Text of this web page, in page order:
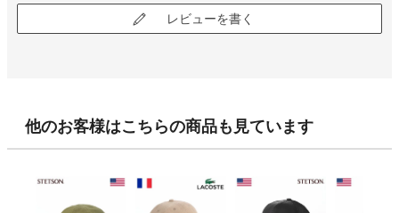
レビューを書く
他のお客様はこちらの商品も見ています